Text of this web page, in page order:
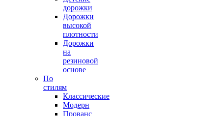
дорожки
Дорожки
высокой
плотности
Дорожки
на
резиновой
основе
По
стилям
Классические
Модерн
Прованс